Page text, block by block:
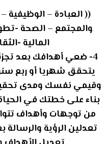
(( العبادة –
والمجتمع – الصحة -
المالية -
4- ضعي أهدافك بعد
يتحقق شهريا أو ربع
وقيمي نفسك ومدى
من توجهات وأهداف
تعدلين الرؤية والرسالة